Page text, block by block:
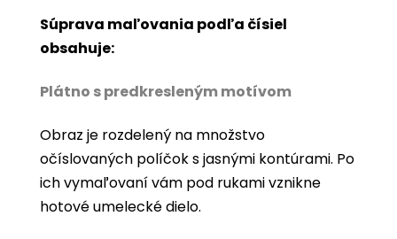
Súprava maľovania podľa čísiel
obsahuje:
Plátno s predkresleným motívom
Obraz je rozdelený na množstvo
očíslovaných políčok s jasnými kontúrami. Po
ich vymaľovaní vám pod rukami vznikne
hotové umelecké dielo.